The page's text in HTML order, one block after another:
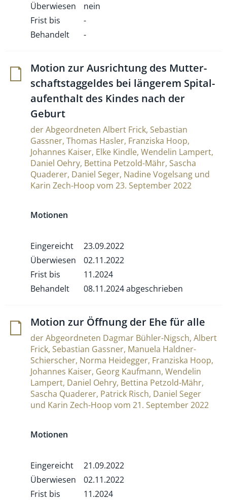
Überwiesen
nein
Frist bis
-
Behandelt
-
Motion zur Aus­rich­tung des Mut­ter­
schafts­tag­geldes bei län­gerem Spi­tal­
auf­ent­halt des Kindes nach der
Geburt
der Abgeordneten Albert Frick, Sebastian
Gassner, Thomas Hasler, Franziska Hoop,
Johannes Kaiser, Elke Kindle, Wendelin Lampert,
Daniel Oehry, Bettina Petzold-Mähr, Sascha
Quaderer, Daniel Seger, Nadine Vogelsang und
Karin Zech-Hoop vom 23. September 2022
Motionen
Eingereicht
23.09.2022
Überwiesen
02.11.2022
Frist bis
11.2024
Behandelt
08.11.2024 abgeschrieben
Motion zur Öff­nung der Ehe für alle
der Abgeordneten Dagmar Bühler-Nigsch, Albert
Frick, Sebastian Gassner, Manuela Haldner-
Schierscher, Norma Heidegger, Franziska Hoop,
Johannes Kaiser, Georg Kaufmann, Wendelin
Lampert, Daniel Oehry, Bettina Petzold-Mähr,
Sascha Quaderer, Patrick Risch, Daniel Seger
und Karin Zech-Hoop vom 21. September 2022
Motionen
Eingereicht
21.09.2022
Überwiesen
02.11.2022
Frist bis
11.2024